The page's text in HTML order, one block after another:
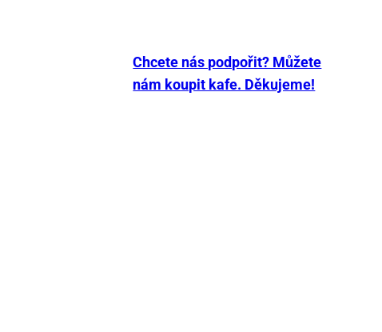
Chcete nás podpořit? Můžete
nám koupit kafe. Děkujeme!